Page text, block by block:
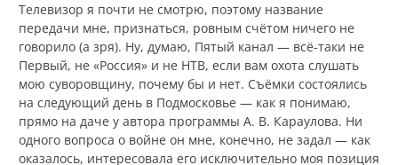
Телевизор я почти не смотрю, поэтому название
передачи мне, признаться, ровным счётом ничего не
говорило (а зря). Ну, думаю, Пятый канал — всё-таки не
Первый, не «Россия» и не НТВ, если вам охота слушать
мою суворовщину, почему бы и нет. Съёмки состоялись
на следующий день в Подмосковье — как я понимаю,
прямо на даче у автора программы А. В. Караулова. Ни
одного вопроса о войне он мне, конечно, не задал — как
оказалось, интересовала его исключительно моя позиция